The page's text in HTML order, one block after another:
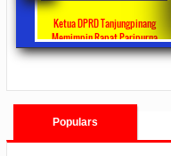
Ketua DPRD Tanjungpinang
Memimpin Rapat Paripurna
Pengesahan Ranperda Perubahan
Populars